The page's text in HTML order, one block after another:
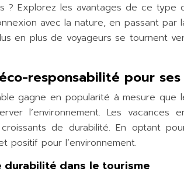
? Explorez les avantages de ce type
avec la nature, en passant
en plus de voyageurs se tournent
responsabilité pour ses
gagne en popularité à mesure que
l’environnement. Les vacances
de durabilité. En optant
positif pour l’environnement.
durabilité dans le tourisme